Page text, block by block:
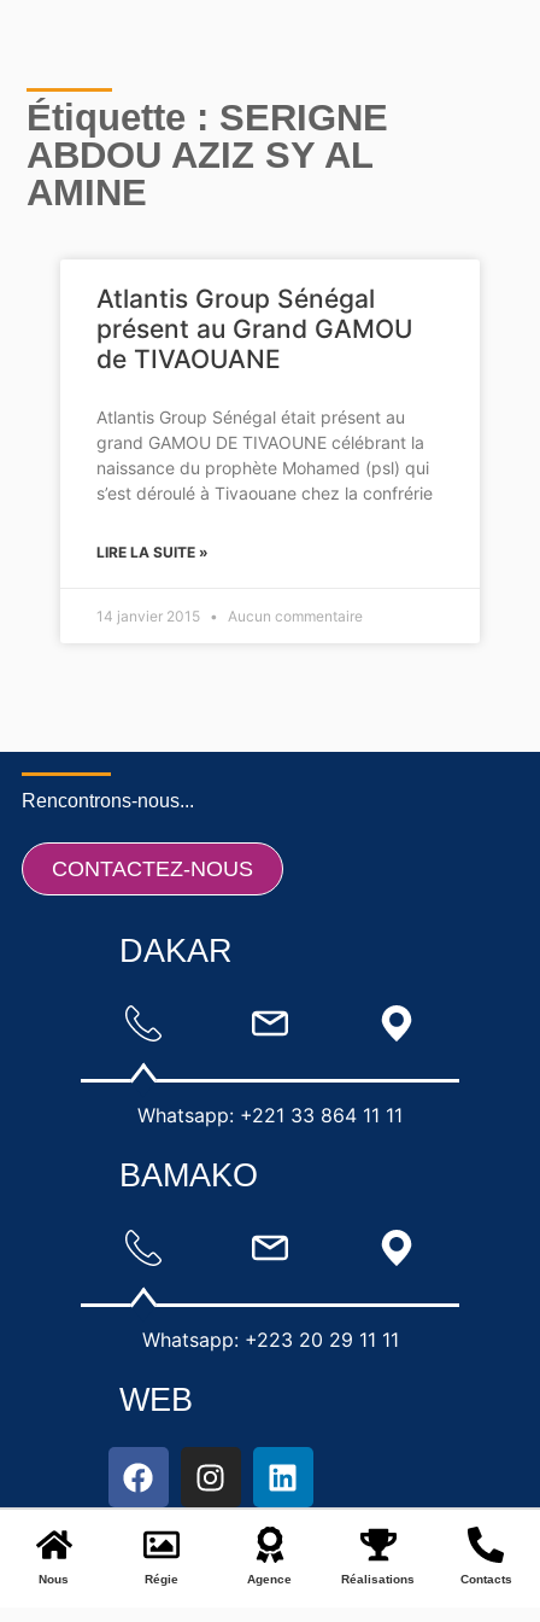
Étiquette : SERIGNE
ABDOU AZIZ SY AL
AMINE
Atlantis Group Sénégal
présent au Grand GAMOU
de TIVAOUANE
Atlantis Group Sénégal était présent au
grand GAMOU DE TIVAOUNE célébrant la
naissance du prophète Mohamed (psl) qui
s’est déroulé à Tivaouane chez la confrérie
LIRE LA SUITE »
14 janvier 2015 Aucun commentaire
Rencontrons-nous...
CONTACTEZ-NOUS
DAKAR
Whatsapp: +221 33 864 11 11
BAMAKO
Whatsapp: +223 20 29 11 11
WEB
Nous Régie Agence Réalisations Contacts